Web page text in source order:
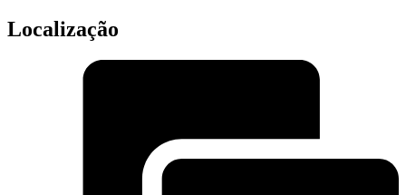
Localização